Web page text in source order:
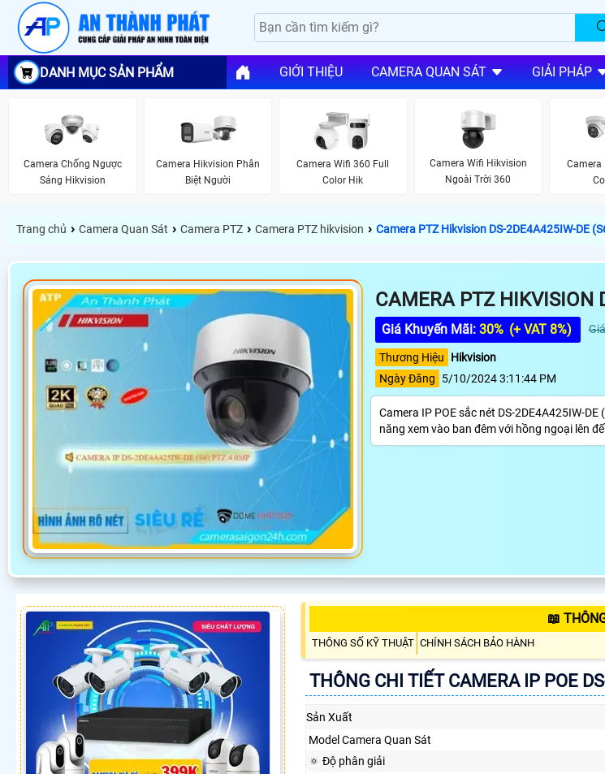
DANH MỤC SẢN PHẨM GIỚI THIỆU CAMERA QUAN SÁT GIẢI PHÁP
Camera Chống Ngược
Sáng Hikvision
Camera Hikvision Phân
Biệt Người
Camera Wifi 360 Full
Color Hik
Camera Wifi Hikvision
Ngoài Trời 360
Camera
Trang chủ › Camera Quan Sát › Camera PTZ › Camera PTZ hikvision › Camera PTZ Hikvision DS-2DE4A425IW-DE
CAMERA PTZ HIKVISION
Giá Khuyến Mãi: 30% (+ VAT 8%)
Thương Hiệu
Hikvision
Ngày Đăng
5/10/2024 3:11:44 PM
Camera IP POE sắc nét DS-2DE4A425IW-
năng xem vào ban đêm với hồng ngoại lên
📖
THÔNG SỐ KỸ THUẬT CHÍNH SÁCH BẢO HÀNH
THÔNG CHI TIẾT CAMERA IP POE
Sản Xuất
Model Camera Quan Sát
🔅 Độ phân giải